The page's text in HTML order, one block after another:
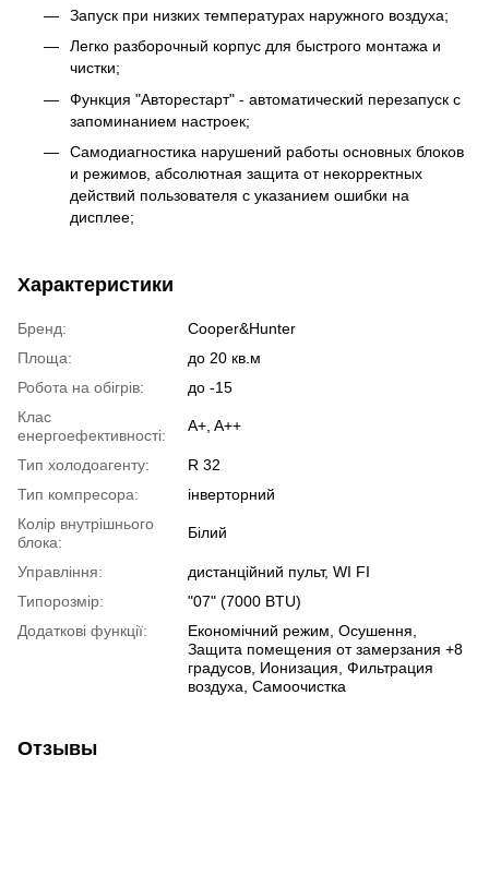
Запуск при низких температурах наружного воздуха;
Легко разборочный корпус для быстрого монтажа и
чистки;
Функция "Авторестарт" - автоматический перезапуск с
запоминанием настроек;
Самодиагностика нарушений работы основных блоков
и режимов, абсолютная защита от некорректных
действий пользователя с указанием ошибки на
дисплее;
Характеристики
Бренд:
Cooper&Hunter
Площа:
до 20 кв.м
Робота на обігрів:
до -15
Клас
енергоефективності:
A+, A++
Тип холодоагенту:
R 32
Тип компресора:
інверторний
Колір внутрішнього
блока:
Білий
Управління:
дистанційний пульт, WI FI
Типорозмір:
"07" (7000 BTU)
Додаткові функції:
Економічний режим, Осушення,
Защита помещения от замерзания +8
градусов, Ионизация, Фильтрация
воздуха, Самоочистка
Отзывы